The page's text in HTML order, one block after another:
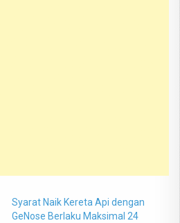
Syarat Naik Kereta Api dengan
GeNose Berlaku Maksimal 24